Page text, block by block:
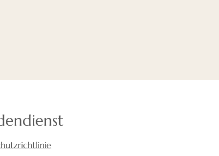
macht.
Restaurants mit
Mit anderen Worten: Die
Akustik ist wichtig für